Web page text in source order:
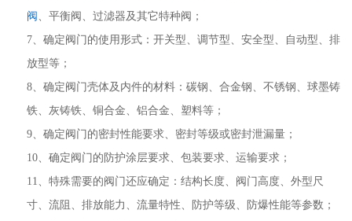
阀 、平衡阀、过滤器及其它特种阀；
7、确定阀门的使用形式：开关型、调节型、安全型、自动型、排
放型等；
8、确定阀门壳体及内件的材料：碳钢、合金钢、不锈钢、球墨铸
铁、灰铸铁、铜合金、铝合金、塑料等；
9、确定阀门的密封性能要求、密封等级或密封泄漏量；
10、确定阀门的防护涂层要求、包装要求、运输要求；
11、特殊需要的阀门还应确定：结构长度、阀门高度、外型尺
寸、流阻、排放能力、流量特性、防护等级、防爆性能等参数；